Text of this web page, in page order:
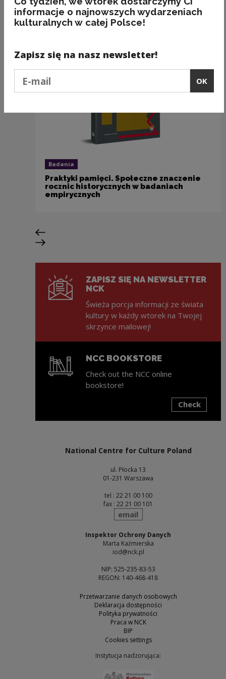
Recommended
Badania
Praktyki pamięci. Społeczne znaczenie
rocznic historycznych w badaniach
empirycznych
Previous slide
Next slide
ZAPISZ SIĘ NA NEWSLETTER
NCK
Świeża porcja informacji ze świata
kultury w każdy wtorek na Twojej
skrzynce mailowej!
NCC BOOKSTORE
Check out the NCC online
bookstore!
Check
National Centre for Culture Poland
ul. Płocka 13
01-231 Warszawa
tel : 22 21 00 100
fax : 22 21 00 101
send
email
Inspektor Ochrony Danych
Marta Kaźmierska
iod@nck.pl
NIP: 525-235-83-53
REGON: 140-468-418
Przetwarzanie danych osobowych
Deklaracja dostępności
Polityka prywatności
Praca w NCK
BIP
Cookies settings
Instytucja nadzorująca:
informacje o najnowszych wydarzeniach
kulturalnych w całej Polsce!
Zapisz się na nasz newsletter!
OK